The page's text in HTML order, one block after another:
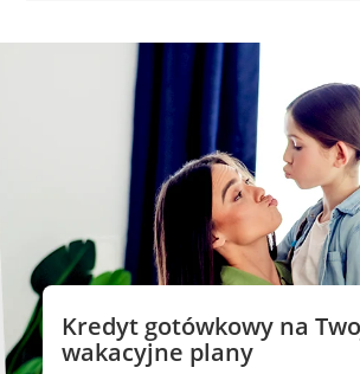
Kredyt gotówkowy na
wakacyjne plany